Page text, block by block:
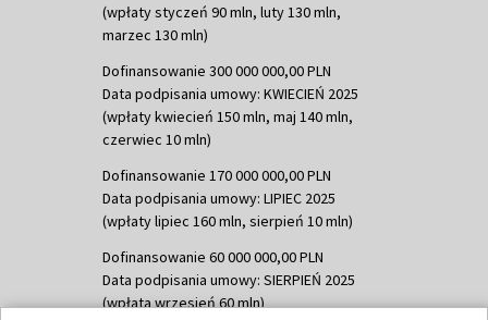
(wpłaty styczeń 90 mln, luty 130 mln,
marzec 130 mln)
Dofinansowanie 300 000 000,00 PLN
Data podpisania umowy: KWIECIEŃ 2025
(wpłaty kwiecień 150 mln, maj 140 mln,
czerwiec 10 mln)
Dofinansowanie 170 000 000,00 PLN
Data podpisania umowy: LIPIEC 2025
(wpłaty lipiec 160 mln, sierpień 10 mln)
Dofinansowanie 60 000 000,00 PLN
Data podpisania umowy: SIERPIEŃ 2025
(wpłata wrzesień 60 mln)